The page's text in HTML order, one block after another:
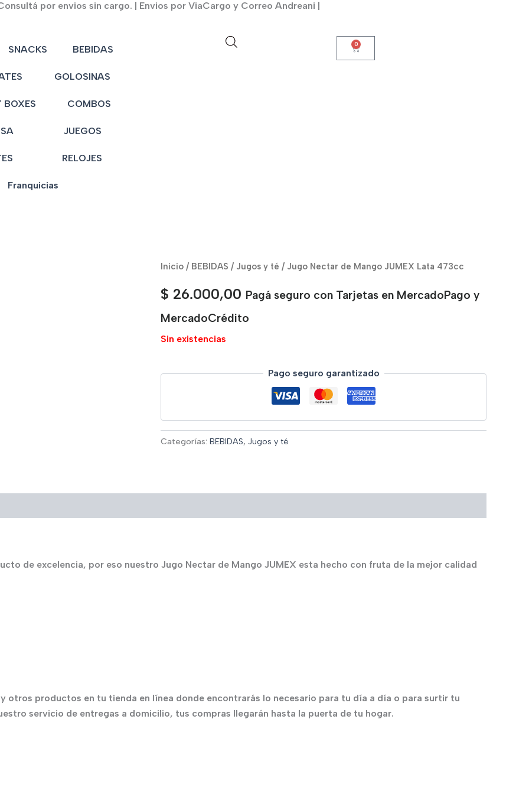
por envios sin cargo. | Envios por ViaCargo y Correo Andreani |
SNACKS BEBIDAS
GOLOSINAS
BOXES COMBOS
JUEGOS
RELOJES
Franquicias
0
Cart
Inicio / BEBIDAS / Jugos y té / Jugo Nectar de Mango JUMEX Lata 473cc
$ 26.000,00 Pagá seguro con Tarjetas en MercadoPago y
MercadoCrédito
Sin existencias
Pago seguro garantizado
Categorías: BEBIDAS, Jugos y té
de excelencia, por eso nuestro Jugo Nectar de Mango JUMEX esta hecho con fruta de la mejor calidad
otros productos en tu tienda en línea donde encontrarás lo necesario para tu día a día o para surtir tu
servicio de entregas a domicilio, tus compras llegarán hasta la puerta de tu hogar.